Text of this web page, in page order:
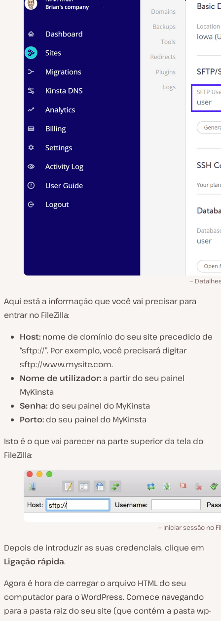
Aqui está a informação que você vai precisar para
entrar no FileZilla:
Host: nome de domínio do seu site precedido de
“sftp://”. Por exemplo, você precisará digitar
sftp://www.mysite.com.
Nome de utilizador: a partir do seu painel
MyKinsta
Senha: do seu painel do MyKinsta
Porto: do seu painel do MyKinsta
Isto é o que vai parecer na parte superior da tela do
FileZilla:
Iniciar sessão no
Depois de introduzir as suas credenciais, clique em
Ligação rápida.
Agora é hora de carregar o arquivo HTML do seu
computador para o WordPress. Comece navegando
para a pasta raiz do seu site (que contém a pasta wp-